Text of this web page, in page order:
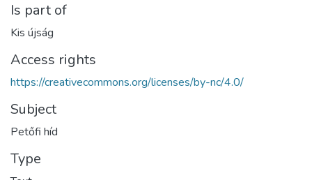
Is part of
Kis újság
Access rights
https://creativecommons.org/licenses/by-nc/4.0/
Subject
Petőfi híd
Type